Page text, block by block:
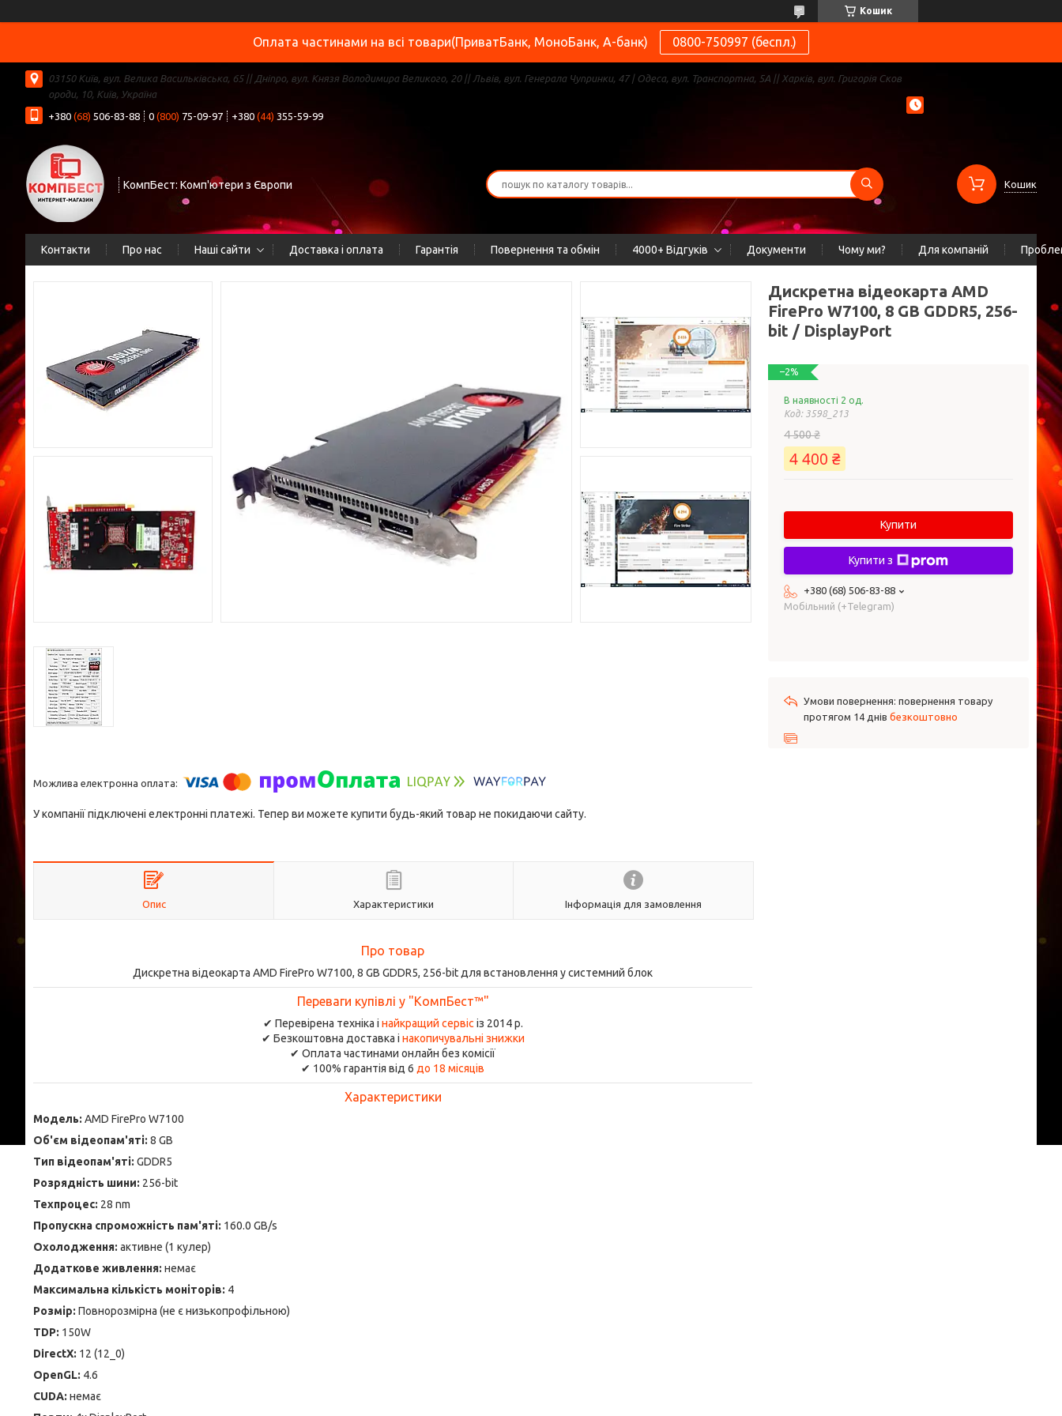
Кошик
Оплата частинами на всі товари(ПриватБанк, МоноБанк, А-банк) 0800-750997 (беспл.)
03150 Київ, вул. Велика Васильківська, 65 || Дніпро, вул. Князя Володимира Великого, 20 || Львів, вул. Генерала Чупринки, 47 | Одеса, вул. Транспортна, 5А || Харків, вул. Григорія Сков
ороди, 10, Київ, Україна
+380 (68) 506-83-88 0 (800) 75-09-97 +380 (44) 355-59-99
КомпБест: Комп'ютери з Європи Кошик
Контакти Про нас Наші сайти Доставка і оплата Гарантія Повернення та обмін 4000+ Відгуків Документи Чому ми? Для компаній
У компанії підключені електронні платежі. Тепер ви можете купити будь-який товар не покидаючи сайту.
Опис Характеристики Інформація для замовлення
Про товар
Дискретна відеокарта AMD FirePro W7100, 8 GB GDDR5, 256-bit для встановлення у системний блок
Переваги купівлі у "КомпБест™"
✔ Перевірена техніка і найкращий сервіс із 2014 р.
✔ Безкоштовна доставка і накопичувальні знижки
✔ Оплата частинами онлайн без комісії
✔ 100% гарантія від 6 до 18 місяців
Характеристики
Модель: AMD FirePro W7100
Об'єм відеопам'яті: 8 GB
Тип відеопам'яті: GDDR5
Розрядність шини: 256-bit
Техпроцес: 28 nm
Пропускна спроможність пам'яті: 160.0 GB/s
Охолодження: активне (1 кулер)
Додаткове живлення: немає
Максимальна кількість моніторів: 4
Розмір: Повнорозмірна (не є низькопрофільною)
TDP: 150W
DirectX: 12 (12_0)
OpenGL: 4.6
CUDA: немає
Дискретна відеокарта AMD
FirePro W7100, 8 GB GDDR5, 256-
bit / DisplayPort
–2%
В наявності 2 од.
Код: 3598_213
4 500 ₴
4 400 ₴
Купити
Купити з
+380 (68) 506-83-88
Мобільний (+Telegram)
повернення товару
протягом 14 днів безкоштовно